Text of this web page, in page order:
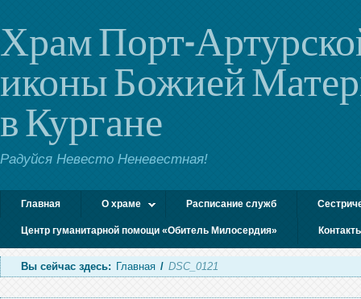
Храм Порт-
иконы Божией
в Кургане
Радуйся Невесто Неневестная!
Главная О храме Расписание служб
Центр гуманитарной помощи «Обитель Милосердия»
Вы сейчас здесь: Главная / DSC_0121